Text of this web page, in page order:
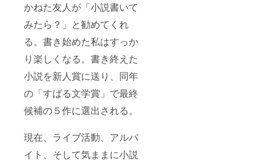
かねた友人が「小説書いて
みたら？」と勧めてくれ
る。書き始めた私はすっか
り楽しくなる。書き終えた
小説を新人賞に送り、同年
の「すばる文学賞」で最終
候補の５作に選出される。
現在、ライブ活動、アルバ
イト、そして気ままに小説